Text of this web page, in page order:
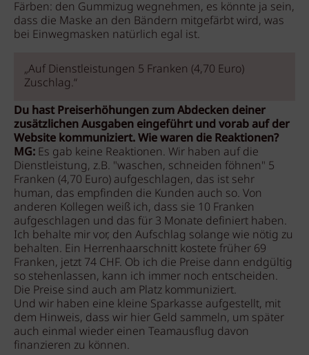
Färben: den Gummizug wegnehmen, es könnte ja sein,
dass die Maske an den Bändern mitgefärbt wird, was
bei Einwegmasken natürlich egal ist.
„Auf Dienstleistungen 5 Franken (4,70 Euro)
Zuschlag.“
Du hast Preiserhöhungen zum Abdecken deiner
zusätzlichen Ausgaben eingeführt und vorab auf der
Website kommuniziert. Wie waren die Reaktionen?
MG: Es gab keine Reaktionen. Wir haben auf die
Dienstleistung, z.B. "waschen, schneiden föhnen" 5
Franken (4,70 Euro) aufgeschlagen, das ist sehr
human, das empfinden die Kunden auch so. Von
anderen Kollegen weiß ich, dass sie 10 Franken
aufgeschlagen und das für 3 Monate definiert haben.
Ich behalte mir vor, den Aufschlag solange wie nötig zu
behalten. Ein Herrenhaarschnitt kostete früher 69
Franken, jetzt 74 CHF. Ob ich die Preise dann endgültig
so stehenlassen, kann ich immer noch entscheiden.
Die Preise sind auch am Platz kommuniziert.
Und wir haben eine kleine Sparkasse aufgestellt, mit
dem Hinweis, dass wir hier Geld sammeln, um später
auch einmal wieder einen Teamausflug davon
finanzieren zu können.